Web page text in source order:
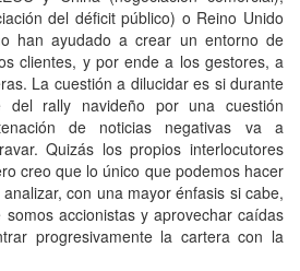
del déficit público) o Reino Unido
han ayudado a crear un entorno de
clientes, y por ende a los gestores, a
La cuestión a dilucidar es si durante
del rally navideño por una cuestión
de noticias negativas va a
Quizás los propios interlocutores
creo que lo único que podemos hacer
con una mayor énfasis si cabe,
accionistas y aprovechar caídas
progresivamente la cartera con la